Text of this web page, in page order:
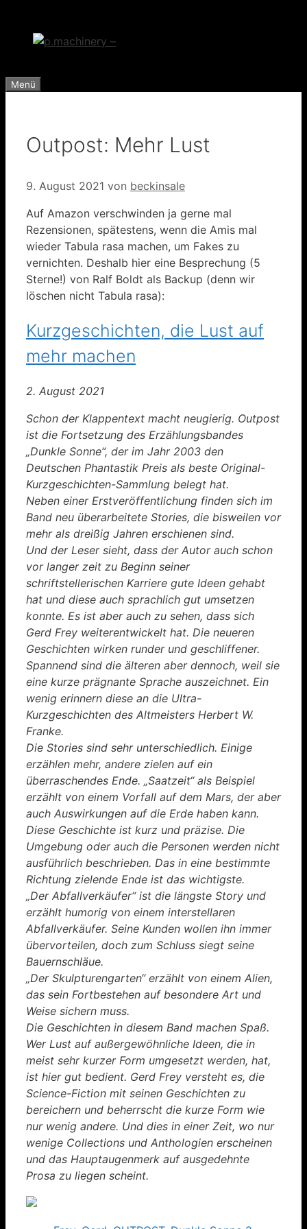
springen
Menü
Outpost: Mehr Lust
9. August 2021 von beckinsale
Auf Amazon verschwinden ja gerne mal
Rezensionen, spätestens, wenn die Amis mal
wieder Tabula rasa machen, um Fakes zu
vernichten. Deshalb hier eine Besprechung (5
Sterne!) von Ralf Boldt als Backup (denn wir
löschen nicht Tabula rasa):
Kurzgeschichten, die Lust auf
mehr machen
2. August 2021
Schon der Klappentext macht neugierig. Outpost
ist die Fortsetzung des Erzählungsbandes
„Dunkle Sonne“, der im Jahr 2003 den
Deutschen Phantastik Preis als beste Original-
Kurzgeschichten-Sammlung belegt hat.
Neben einer Erstveröffentlichung finden sich im
Band neu überarbeitete Stories, die bisweilen vor
mehr als dreißig Jahren erschienen sind.
Und der Leser sieht, dass der Autor auch schon
vor langer zeit zu Beginn seiner
schriftstellerischen Karriere gute Ideen gehabt
hat und diese auch sprachlich gut umsetzen
konnte. Es ist aber auch zu sehen, dass sich
Gerd Frey weiterentwickelt hat. Die neueren
Geschichten wirken runder und geschliffener.
Spannend sind die älteren aber dennoch, weil sie
eine kurze prägnante Sprache auszeichnet. Ein
wenig erinnern diese an die Ultra-
Kurzgeschichten des Altmeisters Herbert W.
Franke.
Die Stories sind sehr unterschiedlich. Einige
erzählen mehr, andere zielen auf ein
überraschendes Ende. „Saatzeit“ als Beispiel
erzählt von einem Vorfall auf dem Mars, der aber
auch Auswirkungen auf die Erde haben kann.
Diese Geschichte ist kurz und präzise. Die
Umgebung oder auch die Personen werden nicht
ausführlich beschrieben. Das in eine bestimmte
Richtung zielende Ende ist das wichtigste.
„Der Abfallverkäufer“ ist die längste Story und
erzählt humorig von einem interstellaren
Abfallverkäufer. Seine Kunden wollen ihn immer
übervorteilen, doch zum Schluss siegt seine
Bauernschläue.
„Der Skulpturengarten“ erzählt von einem Alien,
das sein Fortbestehen auf besondere Art und
Weise sichern muss.
Die Geschichten in diesem Band machen Spaß.
Wer Lust auf außergewöhnliche Ideen, die in
meist sehr kurzer Form umgesetzt werden, hat,
ist hier gut bedient. Gerd Frey versteht es, die
Science-Fiction mit seinen Geschichten zu
bereichern und beherrscht die kurze Form wie
nur wenig andere. Und dies in einer Zeit, wo nur
wenige Collections und Anthologien erscheinen
und das Hauptaugenmerk auf ausgedehnte
Prosa zu liegen scheint.